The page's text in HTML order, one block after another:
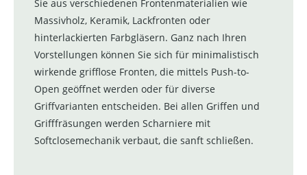
Sie aus verschiedenen Frontenmaterialien wie
Massivholz, Keramik, Lackfronten oder
hinterlackierten Farbgläsern. Ganz nach Ihren
Vorstellungen können Sie sich für minimalistisch
wirkende grifflose Fronten, die mittels Push-to-
Open geöffnet werden oder für diverse
Griffvarianten entscheiden. Bei allen Griffen und
Grifffräsungen werden Scharniere mit
Softclosemechanik verbaut, die sanft schließen.